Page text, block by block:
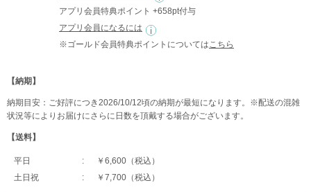
アプリ会員特典ポイント +658pt付与
アプリ会員になるには
※ゴールド会員特典ポイントについては こちら
【納期】
納期目安：ご好評につき2026/10/12頃の納期が最短になります。※配送の混雑
状況等によりお届けにさらに日数を頂戴する場合がございます。
【送料】
平日
￥6,600（税込）
土日祝
￥7,700（税込）